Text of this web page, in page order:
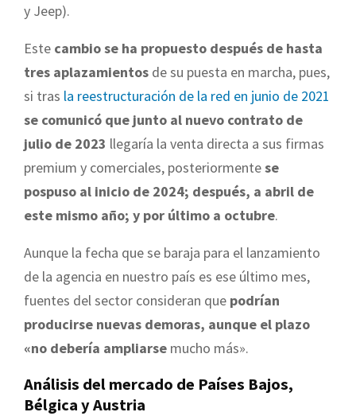
y Jeep).
Este cambio se ha propuesto después de hasta
tres aplazamientos de su puesta en marcha, pues,
si tras la reestructuración de la red en junio de 2021
se comunicó que junto al nuevo contrato de
julio de 2023 llegaría la venta directa a sus firmas
premium y comerciales, posteriormentese
pospuso al inicio de 2024; después, a abril de
este mismo año; y por último a octubre.
Aunque la fecha que se baraja para el lanzamiento
de la agencia en nuestro país es ese último mes,
fuentes del sector consideran que podrían
producirse nuevas demoras, aunque el plazo
«no debería ampliarse mucho más».
Análisis del mercado de Países Bajos,
Bélgica y Austria